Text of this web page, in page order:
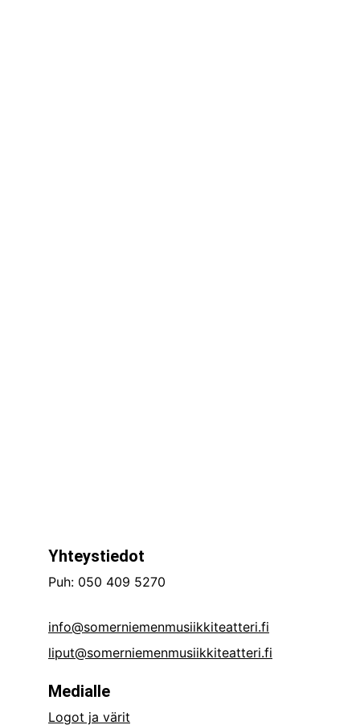
Medialle
Logot ja värit
Yhteystiedot
Puh: 050 409 5270
info@somerniemenmusiikkiteatteri.fi
liput@somerniemenmusiikkiteatteri.fi